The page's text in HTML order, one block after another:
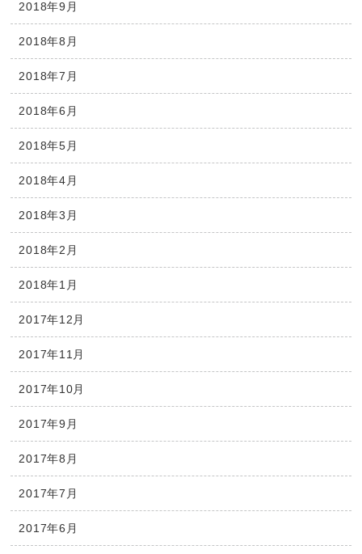
2018年9月
2018年8月
2018年7月
2018年6月
2018年5月
2018年4月
2018年3月
2018年2月
2018年1月
2017年12月
2017年11月
2017年10月
2017年9月
2017年8月
2017年7月
2017年6月